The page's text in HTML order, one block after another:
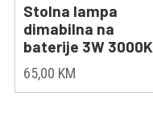
Stolna lampa
dimabilna na
baterije 3W 3000K
65,00 KM